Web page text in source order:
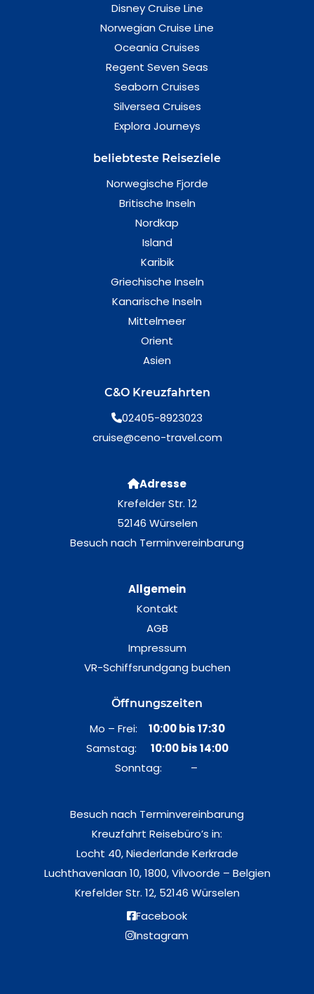
Disney Cruise Line
Norwegian Cruise Line
Oceania Cruises
Regent Seven Seas
Seaborn Cruises
Silversea Cruises
Explora Journeys
beliebteste Reiseziele
Norwegische Fjorde
Britische Inseln
Nordkap
Island
Karibik
Griechische Inseln
Kanarische Inseln
Mittelmeer
Orient
Asien
C&O Kreuzfahrten
02405-8923023
cruise@ceno-travel.com
Adresse
Krefelder Str. 12
52146 Würselen
Besuch nach Terminvereinbarung
Allgemein
Kontakt
AGB
Impressum
VR-Schiffsrundgang buchen
Öffnungszeiten
Mo – Frei: 10:00 bis 17:30
Samstag: 10:00 bis 14:00
Sonntag: –
Besuch nach Terminvereinbarung
Kreuzfahrt Reisebüro’s in:
Locht 40, Niederlande Kerkrade
Luchthavenlaan 10, 1800, Vilvoorde – Belgien
Krefelder Str. 12, 52146 Würselen
Facebook
Instagram